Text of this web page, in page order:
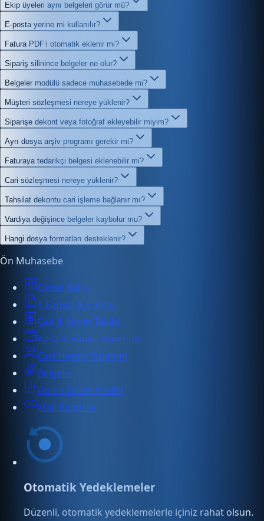
Ekip üyeleri aynı belgeleri görür mü?
E-posta yerine mi kullanılır?
Fatura PDF’i otomatik eklenir mi?
Sipariş silinince belgeler ne olur?
Belgeler modülü sadece muhasebede mi?
Müşteri sözleşmesi nereye yüklenir?
Siparişe dekont veya fotoğraf ekleyebilir miyim?
Ayrı dosya arşiv programı gerekir mi?
Faturaya tedarikçi belgesi eklenebilir mi?
Cari sözleşmesi nereye yüklenir?
Tahsilat dekontu cari işleme bağlanır mı?
Vardiya değişince belgeler kaybolur mu?
Hangi dosya formatları desteklenir?
Ön Muhasebe
Genel Bakış
E-Fatura & E-Arşiv
Çek & Senet Takibi
Kasa & Banka Yönetimi
Cari Hesap Yönetimi
Belgeler
Gelir / Gider Analizi
Mali Raporlar
Otomatik Yedeklemeler
Düzenli, otomatik yedeklemelerle içiniz rahat olsun.